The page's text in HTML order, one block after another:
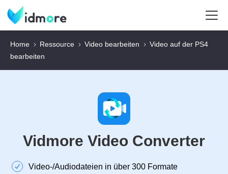
Home Ressource Video bearbeiten
Video auf der PS4
bearbeiten
Vidmore Video Converter
Video‑/Audiodateien in über 300 Formate